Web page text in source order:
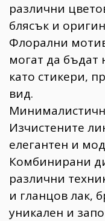
различни
блясък и
Флорални
могат да бъдат
като стикери,
вид.
Изчистените
елегантен и
Комбинирани
различни
и гланцов лак,
уникален и